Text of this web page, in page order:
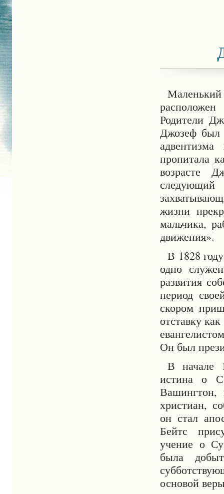
Родители
Джозеф был
пропитала
возрасте
жизни
мальчика,
движения».
В 1828
одно
развития
период
скором
отставку
Он был
В начале
истина о
Вашингтон,
христиан,
он стал
Бейтс
учение о
была
основой